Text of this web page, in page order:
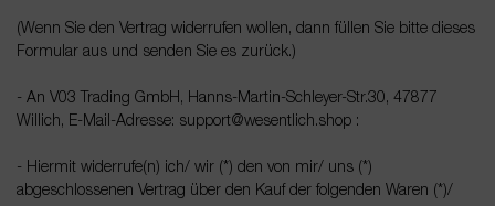
(Wenn Sie den Vertrag widerrufen wollen, dann füllen Sie bitte dieses
Formular aus und senden Sie es zurück.)
- An V03 Trading GmbH, Hanns-Martin-Schleyer-Str.30, 47877
Willich, E-Mail-Adresse: support@wesentlich.shop :
- Hiermit widerrufe(n) ich/ wir (*) den von mir/ uns (*)
abgeschlossenen Vertrag über den Kauf der folgenden Waren (*)/